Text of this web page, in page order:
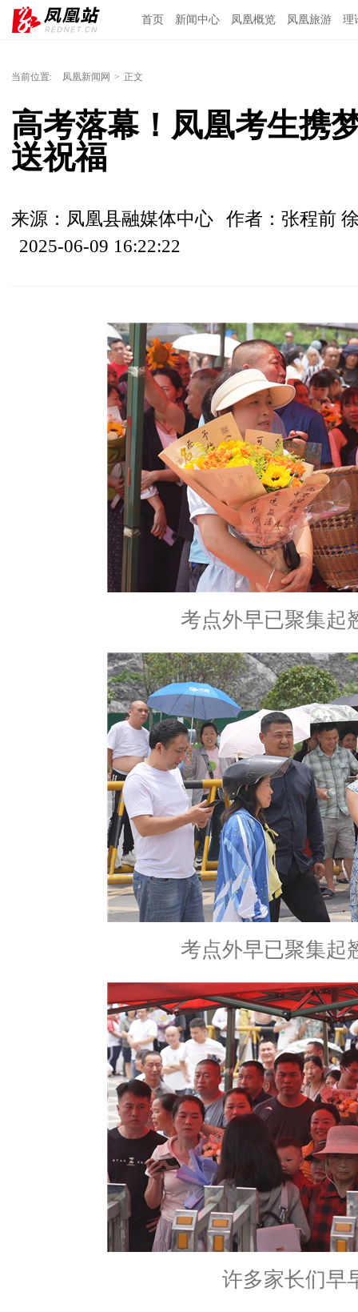
首页 新闻中心 凤凰概览 凤凰旅游 理
当前位置: 凤凰新闻网 > 正文
高考落幕！凤凰考生携
送祝福
来源：凤凰县融媒体中心
作者：张程前
2025-06-09 16:22:22
考点外早已聚集起
考点外早已聚集起
许多家长们早